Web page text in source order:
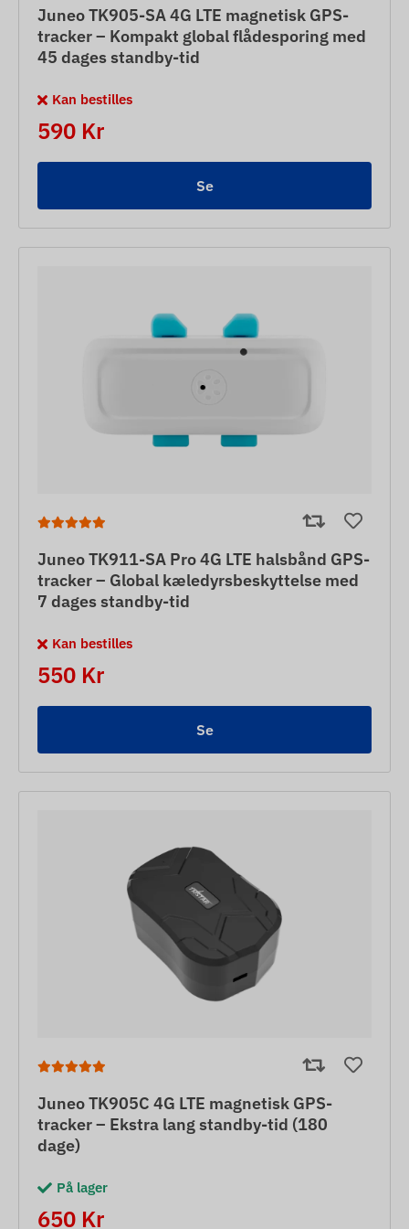
Juneo TK905-SA 4G LTE magnetisk GPS-
tracker – Kompakt global flådesporing med
45 dages standby-tid
Kan bestilles
590 Kr
Se
Juneo TK911-SA Pro 4G LTE halsbånd GPS-
tracker – Global kæledyrsbeskyttelse med
7 dages standby-tid
Kan bestilles
550 Kr
Se
Juneo TK905C 4G LTE magnetisk GPS-
tracker – Ekstra lang standby-tid (180
dage)
På lager
650 Kr